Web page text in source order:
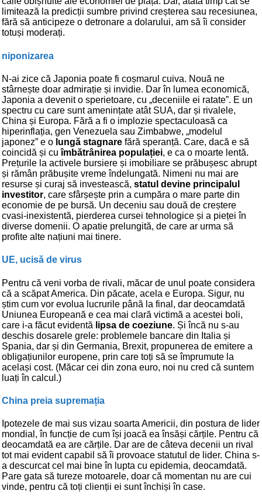
limitează la predicții sumbre privind creșterea sau recesiunea,
fără să anticipeze o detronare a dolarului, am să îi consider
totuși moderați.
niponizarea
N-ai zice că Japonia poate fi coșmarul cuiva. Nouă ne
stârnește doar admirație și invidie. Dar în lumea economică,
Japonia a devenit o sperietoare, cu „deceniile ei ratate”. E un
spectru cu care sunt amenințate atât SUA, dar și rivalele,
China și Europa. Fără a fi o implozie spectaculoasă ca
hiperinflația, gen Venezuela sau Zimbabwe, „modelul
japonez” e o lungă stagnare fără speranță. Care, dacă e să
coincidă și cuîmbătrânirea populației, e ca o moarte lentă.
Prețurile la activele bursiere și imobiliare se prăbușesc abrupt
și rămân prăbușite vreme îndelungată. Nimeni nu mai are
resurse și curaj să investească, statul devine principalul
investitor, care sfârșește prin a cumpăra o mare parte din
economie de pe bursă. Un deceniu sau două de creștere
cvasi-inexistentă, pierderea cursei tehnologice și a pieței în
diverse domenii. O apatie prelungită, de care ar urma să
profite alte națiuni mai tinere.
UE, ucisă de virus
Pentru că veni vorba de rivali, măcar de unul poate considera
că a scăpat America. Din păcate, acela e Europa. Sigur, nu
știm cum vor evolua lucrurile până la final, dar deocamdată
Uniunea Europeană e cea mai clară victimă a acestei boli,
care i-a făcut evidentă lipsa de coeziune. Și încă nu s-au
deschis dosarele grele: problemele bancare din Italia și
Spania, dar și din Germania, Brexit, propunerea de emitere a
obligațiunilor europene, prin care toți să se împrumute la
același cost. (Măcar cei din zona euro, noi nu cred că suntem
luați în calcul.)
China preia supremația
Ipotezele de mai sus vizau soarta Americii, din postura de lider
mondial, în funcție de cum își joacă ea însăși cărțile. Pentru că
deocamdată ea are cărțile. Dar are de câteva decenii un rival
tot mai evident capabil să îi provoace statutul de lider. China s-
a descurcat cel mai bine în lupta cu epidemia, deocamdată.
Pare gata să tureze motoarele, doar că momentan nu are cui
vinde, pentru că toți clienții ei sunt închiși în case.